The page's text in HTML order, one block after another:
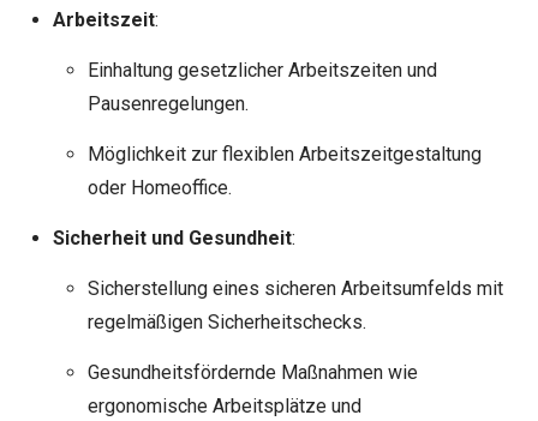
Arbeitszeit:
Einhaltung gesetzlicher Arbeitszeiten und
Pausenregelungen.
Möglichkeit zur flexiblen Arbeitszeitgestaltung
oder Homeoffice.
Sicherheit und Gesundheit:
Sicherstellung eines sicheren Arbeitsumfelds mit
regelmäßigen Sicherheitschecks.
Gesundheitsfördernde Maßnahmen wie
ergonomische Arbeitsplätze und